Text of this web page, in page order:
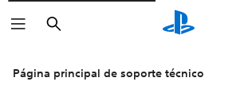
Buscar
Página principal de soporte técnico